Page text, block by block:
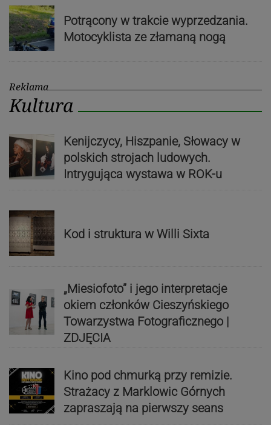
Potrącony w trakcie wyprzedzania.
Motocyklista ze złamaną nogą
Reklama
Kultura
Kenijczycy, Hiszpanie, Słowacy w
polskich strojach ludowych.
Intrygująca wystawa w ROK-u
Kod i struktura w Willi Sixta
„Miesiofoto” i jego interpretacje
okiem członków Cieszyńskiego
Towarzystwa Fotograficznego |
ZDJĘCIA
Kino pod chmurką przy remizie.
Strażacy z Marklowic Górnych
zapraszają na pierwszy seans